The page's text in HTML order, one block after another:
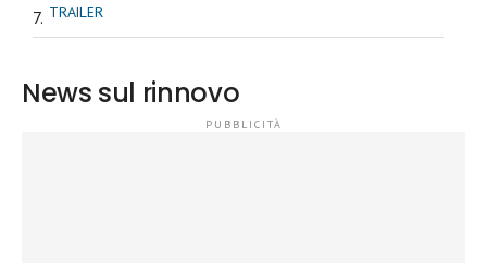
TRAILER
News sul rinnovo